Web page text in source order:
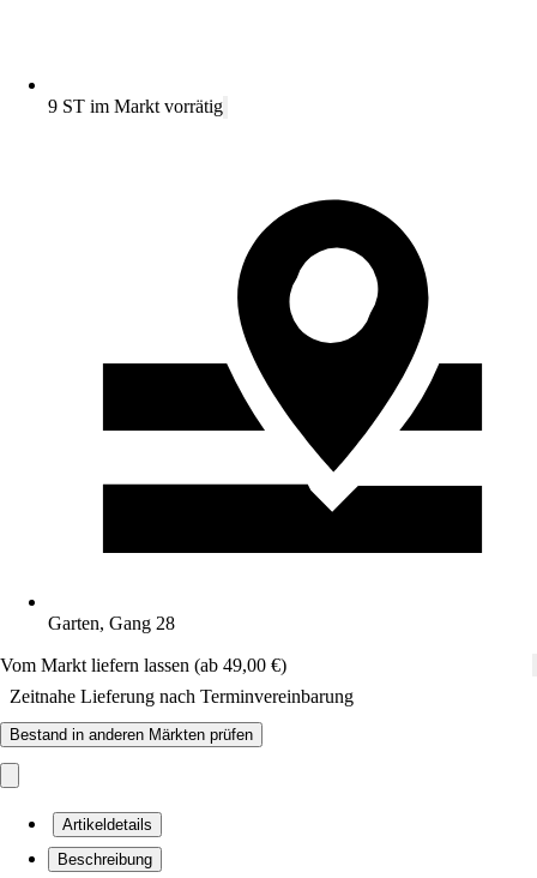
9 ST im Markt vorrätig
Garten, Gang 28
Vom Markt liefern lassen (ab 49,00 €)
Zeitnahe Lieferung nach Terminvereinbarung
Bestand in anderen Märkten prüfen
Artikeldetails
Beschreibung